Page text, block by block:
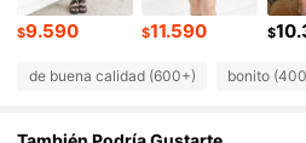
4,82 19K Seguidores
$9.590 $11.590 $
de buena calidad (600+) bonito